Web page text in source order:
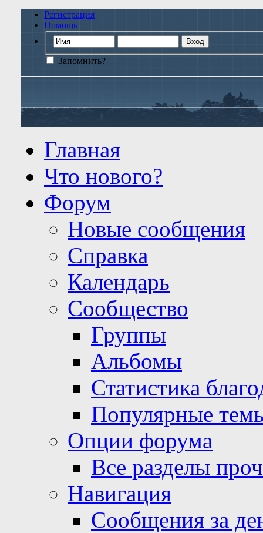
Регистрация
Помощь
Запомнить?
Главная
Что нового?
Форум
Новые сообщения
Справка
Календарь
Сообщество
Группы
Альбомы
Статистика
Популярные
Опции форума
Все разделы
Навигация
Сообщения за